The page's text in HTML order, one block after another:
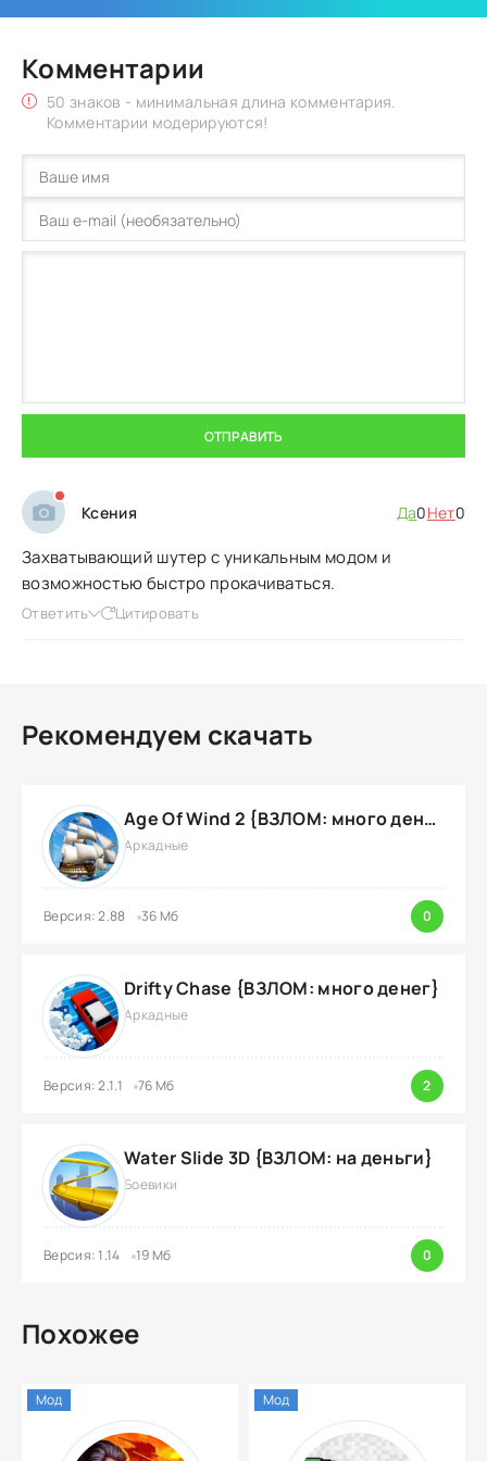
Комментарии
50 знаков - минимальная длина комментария.
Комментарии модерируются!
ОТПРАВИТЬ
Ксения Да0Нет0
Захватывающий шутер с уникальным модом и
возможностью быстро прокачиваться.
Ответить Цитировать
Рекомендуем скачать
Age Of Wind 2 {ВЗЛОМ: много денег}
Аркадные
Версия: 2.88 36 Мб 0
Drifty Chase {ВЗЛОМ: много денег}
Аркадные
Версия: 2.1.1 76 Мб 2
Water Slide 3D {ВЗЛОМ: на деньги}
Боевики
Версия: 1.14 19 Мб 0
Похожее
Мод Мод